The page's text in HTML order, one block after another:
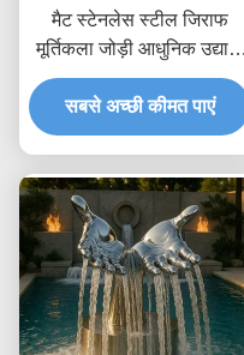
मैट स्टेनलेस स्टील जिराफ
मूर्तिकला जोड़ी आधुनिक उद्यानों
के लिए सुरुचिपूर्ण अमूर्त जोड़ी
सबसे अच्छी कीमत पाएं